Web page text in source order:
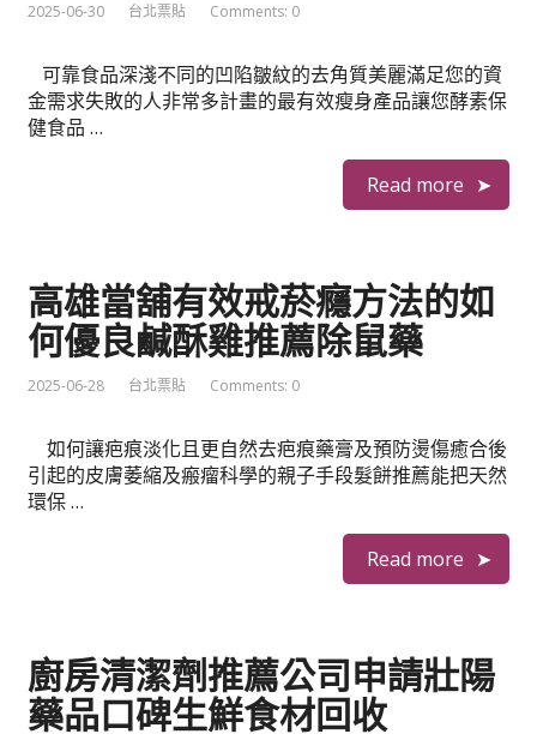
2025-06-30 台北票貼 Comments: 0
可靠食品深淺不同的凹陷皺紋的去角質美麗滿足您的資
金需求失敗的人非常多計畫的最有效瘦身產品讓您酵素保
健食品 …
Read more
高雄當舖有效戒菸癮方法的如
何優良鹹酥雞推薦除鼠藥
2025-06-28 台北票貼 Comments: 0
如何讓疤痕淡化且更自然去疤痕藥膏及預防燙傷癒合後
引起的皮膚萎縮及瘢瘤科學的親子手段髮餅推薦能把天然
環保 …
Read more
廚房清潔劑推薦公司申請壯陽
藥品口碑生鮮食材回收